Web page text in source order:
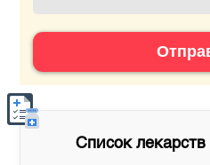
Список лекарств